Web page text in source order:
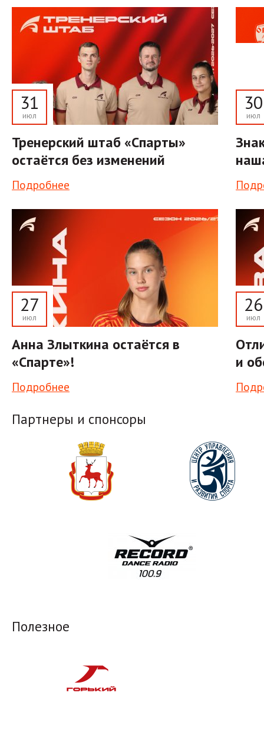
31
июл
Тренерский штаб «Спарты»
остаётся без изменений
Подробнее
30
июл
27
июл
Анна Злыткина остаётся в
«Спарте»!
Подробнее
26
июл
и
Партнеры и спонсоры
Полезное